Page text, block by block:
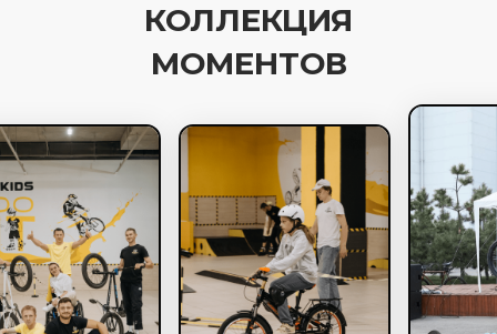
КОЛЛЕКЦИЯ
МОМЕНТОВ